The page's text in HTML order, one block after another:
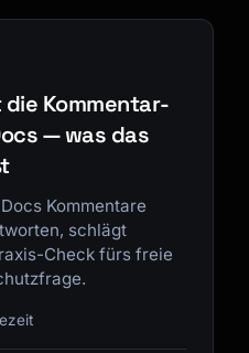
die Kommentar-
— was das
Kommentare
schlägt
Check fürs freie